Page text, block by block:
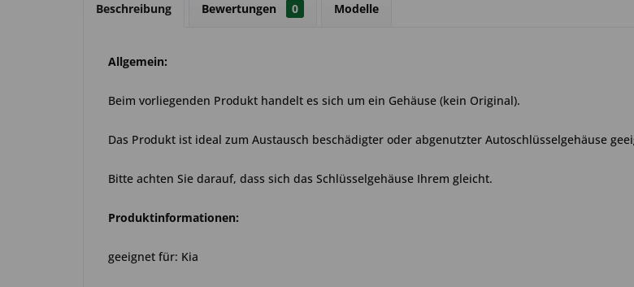
Beschreibung Bewertungen 0 Modelle
Allgemein:
Beim vorliegenden Produkt handelt es sich um ein Gehäuse (kein Original).
Das Produkt ist ideal zum Austausch beschädigter oder abgenutzter Autoschlüsselgehäuse
Bitte achten Sie darauf, dass sich das Schlüsselgehäuse Ihrem gleicht.
Produktinformationen:
geeignet für: Kia